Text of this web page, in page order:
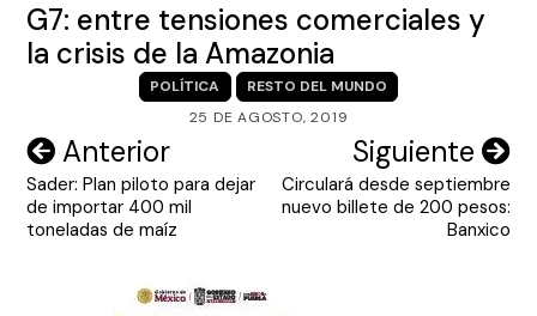
G7: entre tensiones comerciales y
la crisis de la Amazonia
POLÍTICA
RESTO DEL MUNDO
25 DE AGOSTO, 2019
Navegación
de
entradas
Anterior
Sader: Plan piloto para dejar
de importar 400 mil
toneladas de maíz
Siguiente
Circulará desde septiembre
nuevo billete de 200 pesos:
Banxico